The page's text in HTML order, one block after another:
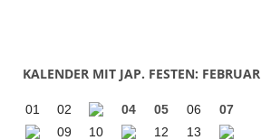
KALENDER MIT JAP. FESTEN: FEBRUAR
01 02 04 05 06
07
09
10 12
13